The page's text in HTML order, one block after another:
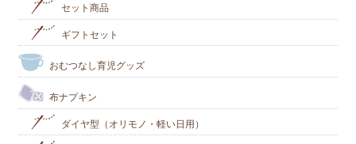
セット商品
ギフトセット
おむつなし育児グッズ
布ナプキン
ダイヤ型（オリモノ・軽い日用）